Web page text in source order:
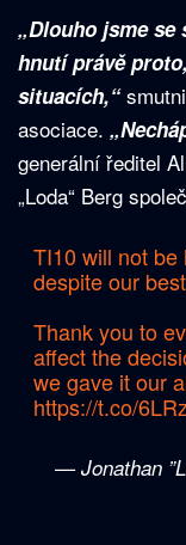
„Dlouho jsme
hnutí právě
situacích,“
asociace.
generální ředitel
„Loda“ Berg
TI10 will not be
despite our
Thank you to
affect the
we gave it our
https://t.co/
— Jonathan